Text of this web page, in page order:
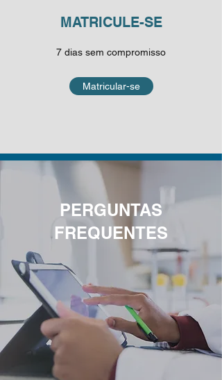
MATRICULE-SE
7 dias sem compromisso
Matricular-se
PERGUNTAS
FREQUENTES